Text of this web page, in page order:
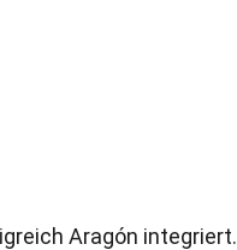
Aragón integriert.